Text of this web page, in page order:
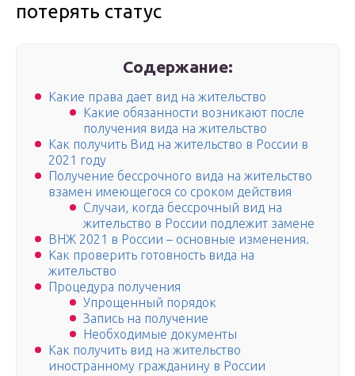
потерять статус
Содержание:
Какие права дает вид на жительство
Какие обязанности возникают после
получения вида на жительство
Как получить Вид на жительство в России в
2021 году
Получение бессрочного вида на жительство
взамен имеющегося со сроком действия
Случаи, когда бессрочный вид на
жительство в России подлежит замене
ВНЖ 2021 в России – основные изменения.
Как проверить готовность вида на
жительство
Процедура получения
Упрощенный порядок
Запись на получение
Необходимые документы
Как получить вид на жительство
иностранному гражданину в России